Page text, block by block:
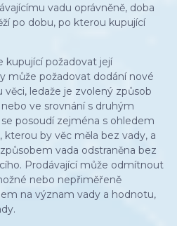
vadu oprávněně, doba
po dobu, po kterou kupující
kupující požadovat její
může požadovat dodání nové
ledaže je zvolený způsob
ve srovnání s druhým
posoudí zejména s ohledem
by věc měla bez vady, a
vada odstraněna bez
Prodávající může odmítnout
nebo nepřiměřeně
na význam vady a hodnotu,